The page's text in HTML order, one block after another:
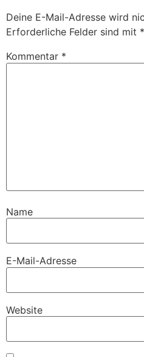
Deine E-Mail-Adresse wird
Erforderliche Felder sind mit *
Kommentar *
Name
E-Mail-Adresse
Website